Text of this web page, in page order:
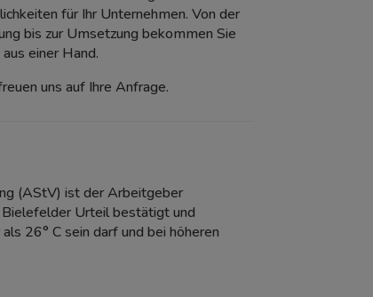
für Ihr Unternehmen. Von der
bis zur Umsetzung bekommen Sie
einer Hand.
uns auf Ihre Anfrage.
(AStV) ist der Arbeitgeber
Urteil bestätigt und
26° C sein darf und bei höheren